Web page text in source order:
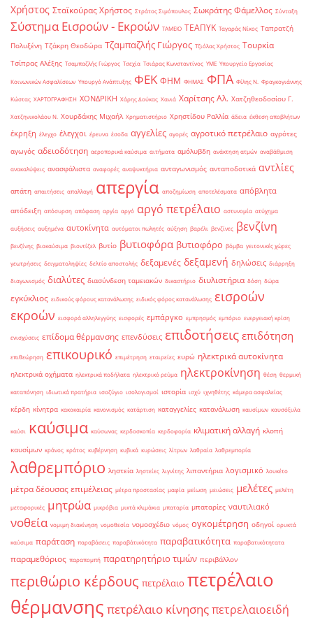
Χρήστος Σταϊκούρας Χρήστος Στράτος Σιμόπουλος Σωκράτης Φάμελλος Σύνταξη
Σύστημα Εισροών - Εκροών ΤΑΜΕΙΟ ΤΕΑΠΥΚ Ταγαράς Νίκος Ταπρατζή
Πολυξένη Τζάκρη Θεοδώρα Τζαμπαζλής Γιώργος Τζιόλας Χρήστος Τουρκία
Τσίπρας Αλέξης Τσαμπαζλής Γιώργος Τσεχία Τσιάρας Κωνσταντίνος ΥΜΕ Υπουργείο Εργασίας
Κοινωνικών Ασφαλίσεων Υπουργό Ανάπτυξης ΦΕΚ ΦΗΜ ΦΗΜΑΣ ΦΠΑ Φίλης Ν. Φραγκογιάννης
Κώστας ΧΑΡΤΟΓΡΑΦΗΣΗ ΧΟΝΔΡΙΚΗ Χάρης Δούκας Χανιά Χαρίτσης Αλ. Χατζηθεοδοσίου Γ.
Χατζηνικολάου Ν. Χουρδάκης Μιχαήλ Χρηματιστήριο Χρηστίδου Ραλλία άδεια έκθεση αποβλήτων
έκρηξη έλεγχο έλεγχοι έρευνα έσοδα αγγελίες αγορές αγροτικό πετρέλαιο αγρότες
αγωγός αδειοδότηση αεροπορικά καύσιμα αιτήματα αμόλυβδη ανάκτηση ατμών αναβάθμιση
ανακαλύψεις ανασφάλιστα αναφορές αναψυκτήρια ανταγωνισμός ανταποδοτικά αντλίες
απάτη απαιτήσεις απαλλαγή απεργία αποζημίωση αποτελέσματα απόβλητα
απόδειξη απόσυρση απόφαση αργία αργό αργό πετρέλαιο αστυνομία ατύχημα
αυξήσεις αυξημένα αυτοκίνητα αυτόματοι πωλητές αύξηση βαρέλι βενζίνες βενζίνη
βενζίνης βιοκαύσιμα βιοντίζελ βυτίο βυτιοφόρα βυτιοφόρο βόμβα γειτονικές χώρες
γεωτρήσεις δειγματοληψίες δελτίο αποστολής δεξαμενές δεξαμενή δηλώσεις διάρρηξη
διαγωνισμός διαλύτες διασύνδεση ταμειακών δικαστήριο διυλιστήρια δόση δώρα
εγκύκλιος ειδικούς φόρους κατανάλωσης ειδικός φόρος κατανάλωσης εισροών
εκροών εισφορά αλληλεγγύης εισφορές εμπάργκο εμπρησμός εμπόριο ενεργειακή κρίση
ενισχύσεις επίδομα θέρμανσης επενδύσεις επιδοτήσεις επιδότηση
επιθεώρηση επικουρικό επιμέτρηση εταιρείες ευρώ ηλεκτρικά αυτοκίνητα
ηλεκτρικά οχήματα ηλεκτρικά ποδήλατα ηλεκτρικό ρεύμα ηλεκτροκίνηση θέση θερμική
καταπόνηση ιδιωτικά πρατήρια ισοζύγιο ισολογισμοί ιστορία ισχύ ιχνηθέτης κάμερα ασφαλείας
κέρδη κίνητρα κακοκαιρία κανονισμός κατάρτιση καταγγελίες κατανάλωση καυσίμων καυσόξυλα
καύσι καύσιμα καύσωνας κερδοσκοπία κερδοφορία κλιματική αλλαγή κλοπή
καυσίμων κράνος κράτος κυβέρνηση κυβικά κυρώσεις λίτρων λαθραία λαθρεμπορία
λαθρεμπόριο ληστεία ληστείες λιγνίτης λιπαντήρια λογισμικό λουκέτο
μέτρα δέουσας επιμέλειας μέτρα προστασίας μαφία μείωση μειώσεις μελέτες μελέτη
μεταφορικές μητρώα μικρόβια μικτά κλιμάκια μπαταρία μπαταρίες ναυτιλιακό
νοθεία νομιμη διακίνηση νομοθεσία νομοσχέδιο νόμος ογκομέτρηση οδηγοί ορυκτά
καύσιμα παράταση παραβάσεις παραβάτικότητα παραβατικότητα παραβατικότητατα
παραμεθόριος παραπομπή παρατηρητήριο τιμών περιβάλλον
περιθώριο κέρδους πετρέλαιο πετρέλαιο
θέρμανσης πετρέλαιο κίνησηςπετρελαιοειδή